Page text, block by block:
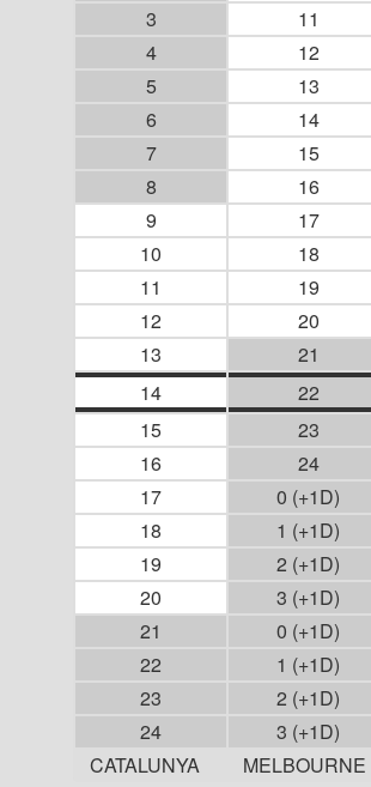
3 11
4 12
5 13
6 14
7 15
8 16
9 17
10 18
11 19
12 20
13 21
14 22
15 23
16 24
17 0 (+1D)
18 1 (+1D)
19 2 (+1D)
20 3 (+1D)
21 0 (+1D)
22 1 (+1D)
23 2 (+1D)
24 3 (+1D)
CATALUNYA MELBOURNE